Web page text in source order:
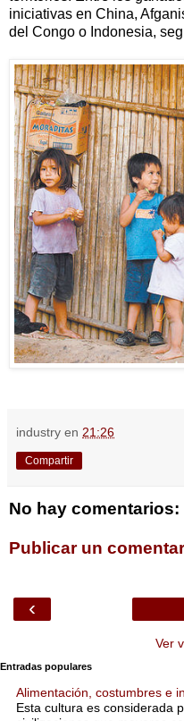
iniciativas en China,
del Congo o Indonesia,
industry en 21:26
Compartir
No hay comentarios:
Publicar un
‹
Ver
Entradas populares
Alimentación, costumbres e
Esta cultura es considerada